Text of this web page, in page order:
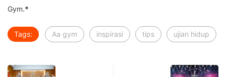
Gym.*
Tags: Aa gym inspirasi tips ujian hidup